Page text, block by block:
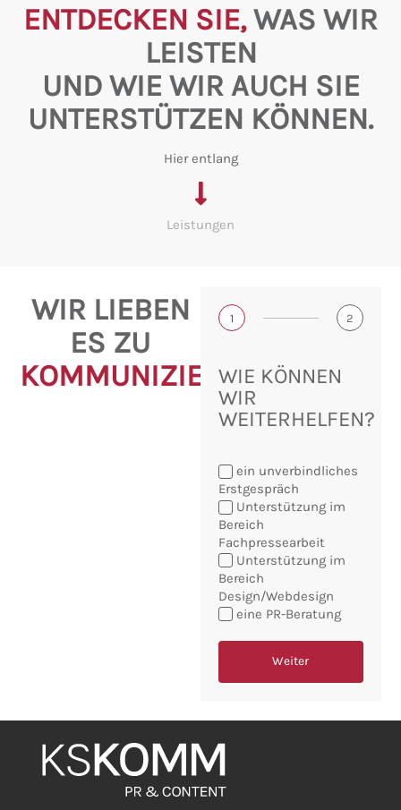
ENTDECKEN SIE,WAS WIR
LEISTEN
UND WIE WIR AUCH SIE
UNTERSTÜTZEN KÖNNEN.
Hier entlang
Leistungen
WIR LIEBEN
ES ZU
KOMMUNIZIEREN!
1 2
WIE KÖNNEN
WIR
WEITERHELFEN?
Sie
möchten:
ein unverbindliches
Erstgespräch
Unterstützung im
Bereich
Fachpressearbeit
Unterstützung im
Bereich
Design/Webdesign
eine PR-Beratung
Weiter